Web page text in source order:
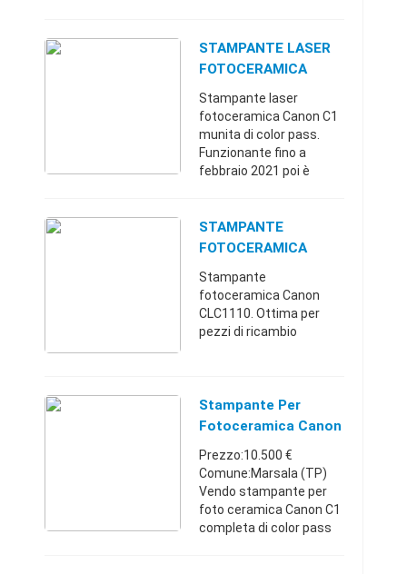
formato a/4 e
a/3Matera
82.750 €
STAMPANTE LASER
FOTOCERAMICA
CANON C1
Stampante laser
fotoceramica Canon C1
munita di color pass.
Funzionante fino a
febbraio 2021 poi è
ha comunicato che può
essere un errore di
STAMPANTE
FOTOCERAMICA
CANON CLC1110
Stampante
fotoceramica Canon
CLC1110. Ottima per
pezzi di ricambio
Stampante Per
Fotoceramica Canon
C1
Prezzo:10.500 €
Comune:Marsala (TP)
Vendo stampante per
foto ceramica Canon C1
completa di color pass